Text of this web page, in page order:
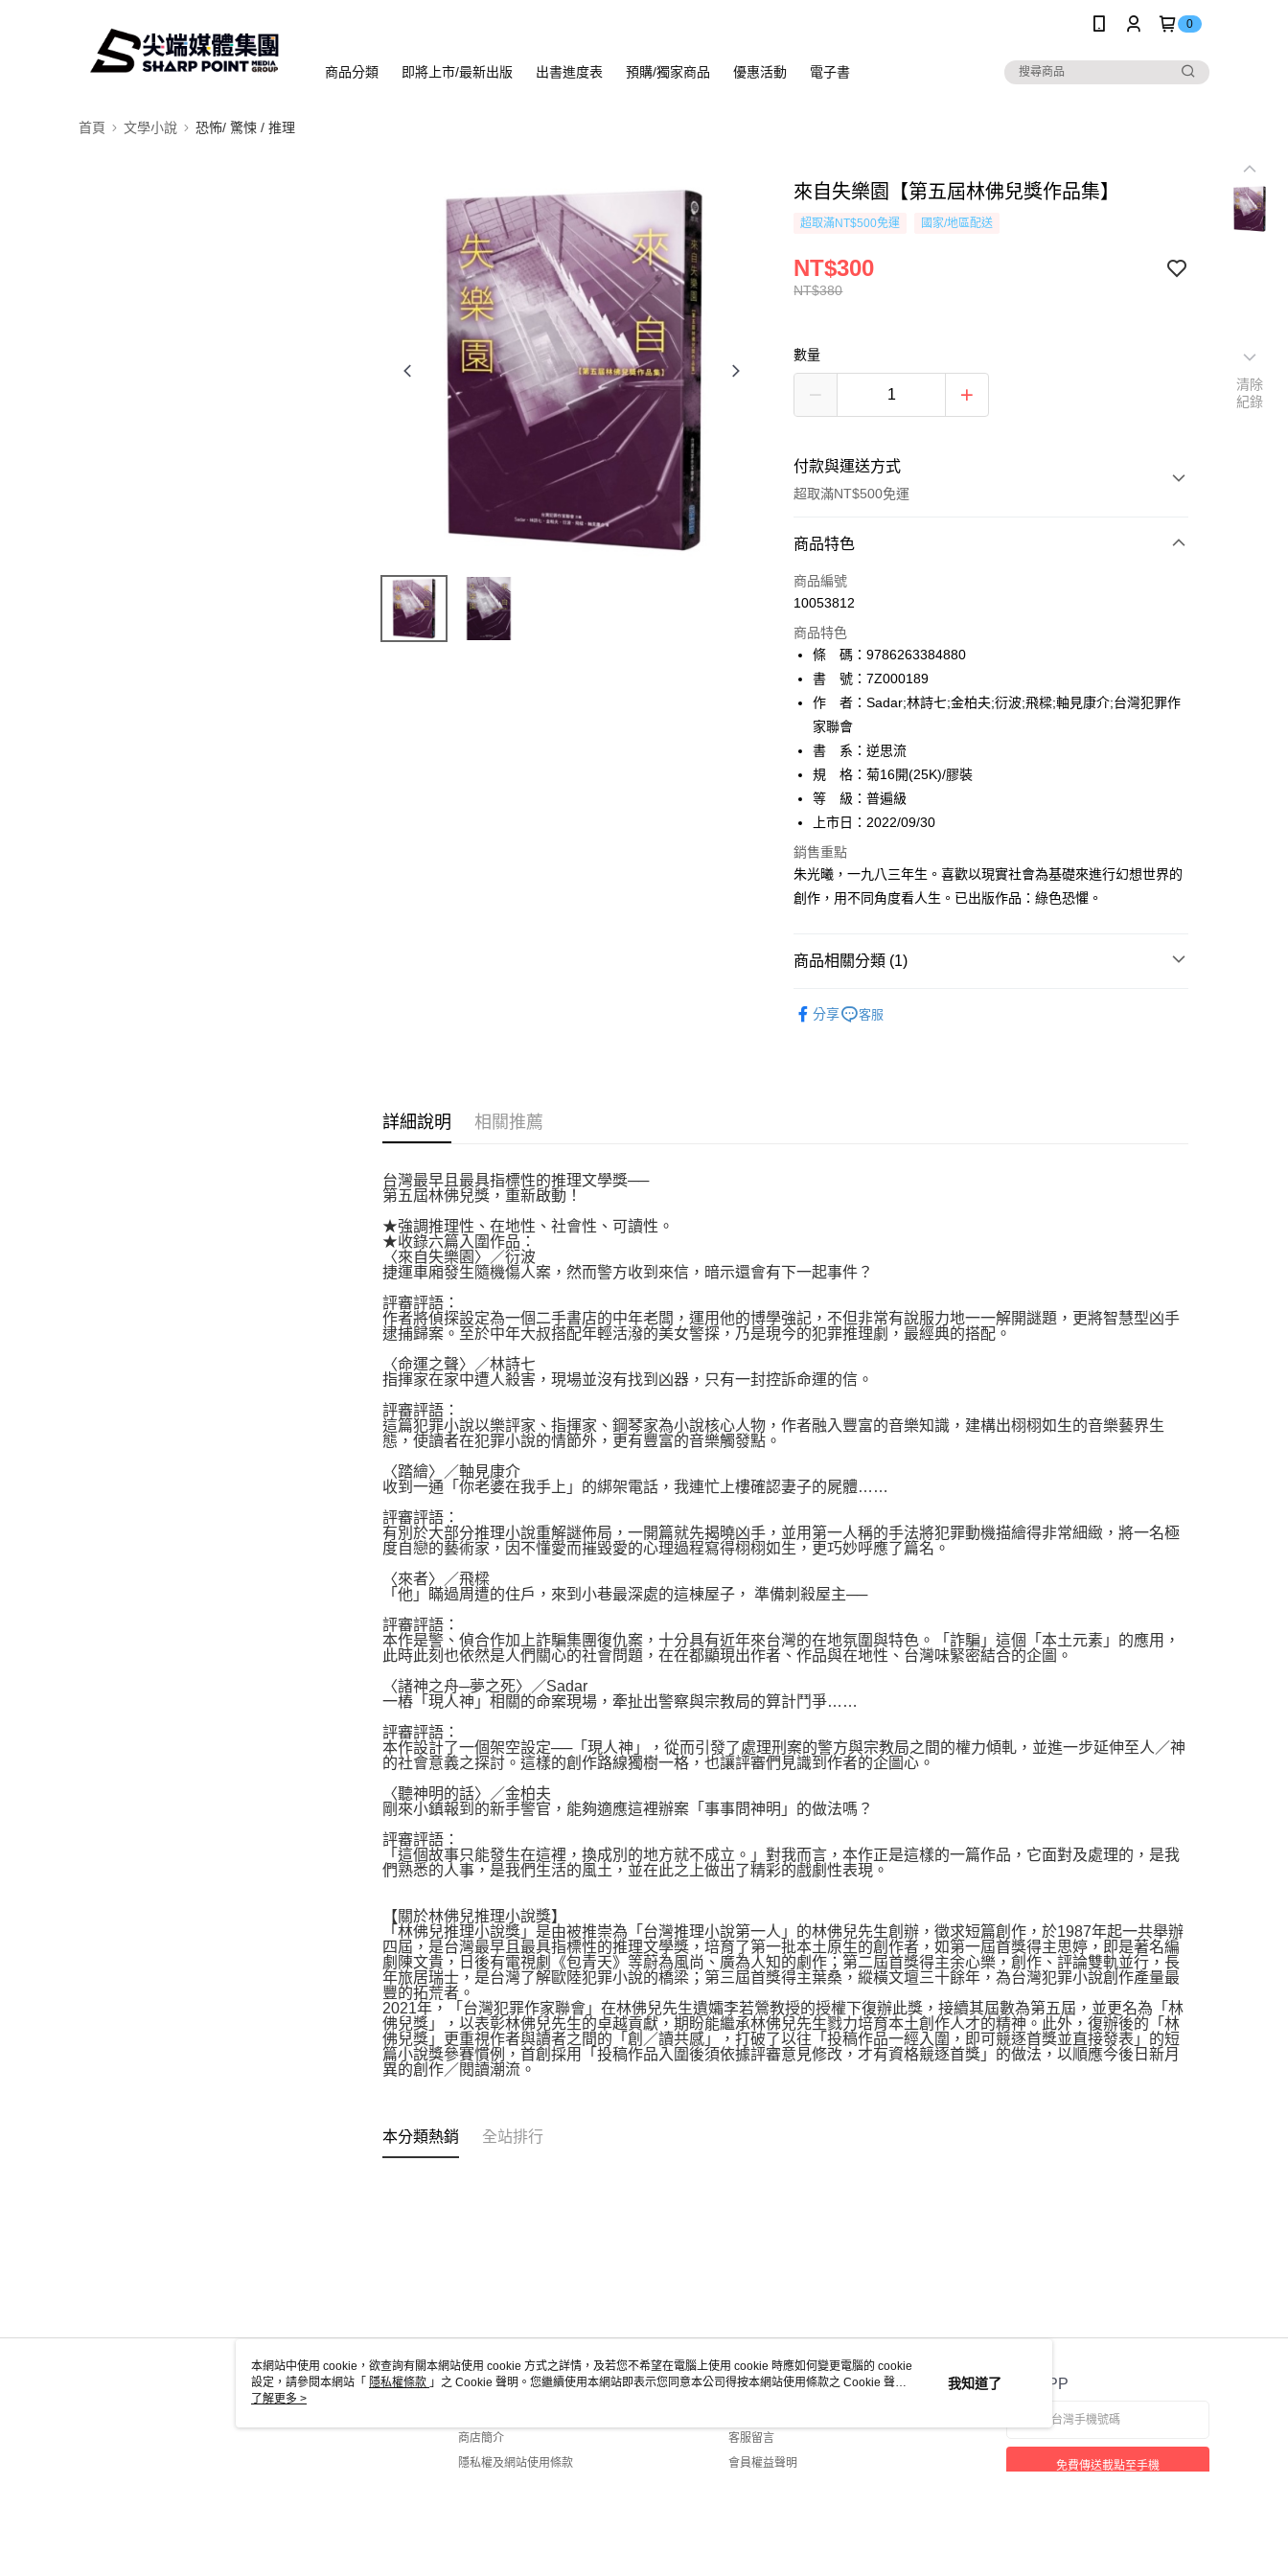
0
商品分類 即將上市/最新出版 出書進度表 預購/獨家商品 優惠活動 電子書
首頁 文學小說 恐怖/ 驚悚 / 推理
來自失樂園【第五屆林佛兒獎作品集】
超取滿NT$500免運 國家/地區配送
NT$380
NT$300
數量
付款與運送方式
超取滿NT$500免運
付款方式
信用卡一次付款
AFTEE先享後付
相關說明
AFTEE先享後付是「在收到商品之後才付款」的支付方式。 讓您購物簡單
便利好安心！
１．簡單：不需註冊會員、不需綁卡、不需儲值。
２．便利：只要手機號碼，簡訊認證，即可結帳。
３．安心：先確認商品／服務後，再付款。
１．於結帳方式選擇「AFTEE先享後付」後，將跳轉至「AFTEE先享後
付」結帳頁面，進行簡訊認證並確認金額後，即可完成結帳。
２．訂單成立數日內，您將收到繳費通知簡訊。
３．收到繳費通知簡訊後14天內，點擊此簡訊中的連結，可透過四大超商
／ATM／網路銀行／等多元方式進行付款，方視為交易完成。
※ 交易是否成功請以「AFTEE先享後付 」之結帳頁面顯示為準，若有關於
動。
ATM付款
運送方式
全家取貨付款
每筆NT$80，滿NT$500(含以上)免運費
付款後全家取貨
每筆NT$80，滿NT$500(含以上)免運費
每筆NT$80，滿NT$500(含以上)免運費
每筆NT$80，滿NT$500(含以上)免運費
商品特色
商品編號
10053812
商品特色
條 碼：9786263384880
書 號：7Z000189
作 者：Sadar;林詩七;金柏夫;衍波;飛樑;軸見康介;台灣犯罪作
家聯會
書 系：逆思流
規 格：菊16開(25K)/膠裝
等 級：普遍級
上市日：2022/09/30
銷售重點
朱光曦，一九八三年生。喜歡以現實社會為基礎來進行幻想世界的
創作，用不同角度看人生。已出版作品：綠色恐懼。
商品相關分類 (1)
分享
客服
詳細說明 相關推薦
台灣最早且最具指標性的推理文學獎──
第五屆林佛兒獎，重新啟動！
★強調推理性、在地性、社會性、可讀性。
★收錄六篇入圍作品：
〈來自失樂園〉／衍波
捷運車廂發生隨機傷人案，然而警方收到來信，暗示還會有下一起事件？
評審評語：
作者將偵探設定為一個二手書店的中年老闆，運用他的博學強記，不但非常有說服力地一一解開謎題，更將智慧型凶手
逮捕歸案。至於中年大叔搭配年輕活潑的美女警探，乃是現今的犯罪推理劇，最經典的搭配。
〈命運之聲〉／林詩七
指揮家在家中遭人殺害，現場並沒有找到凶器，只有一封控訴命運的信。
評審評語：
這篇犯罪小說以樂評家、指揮家、鋼琴家為小說核心人物，作者融入豐富的音樂知識，建構出栩栩如生的音樂藝界生
態，使讀者在犯罪小說的情節外，更有豐富的音樂觸發點。
〈踏繪〉／軸見康介
收到一通「你老婆在我手上」的綁架電話，我連忙上樓確認妻子的屍體……
評審評語：
有別於大部分推理小說重解謎佈局，一開篇就先揭曉凶手，並用第一人稱的手法將犯罪動機描繪得非常細緻，將一名極
度自戀的藝術家，因不懂愛而摧毀愛的心理過程寫得栩栩如生，更巧妙呼應了篇名。
〈來者〉／飛樑
「他」瞞過周遭的住戶，來到小巷最深處的這棟屋子， 準備刺殺屋主──
評審評語：
本作是警、偵合作加上詐騙集團復仇案，十分具有近年來台灣的在地氛圍與特色。「詐騙」這個「本土元素」的應用，
此時此刻也依然是人們關心的社會問題，在在都顯現出作者、作品與在地性、台灣味緊密結合的企圖。
〈諸神之舟─夢之死〉／Sadar
一樁「現人神」相關的命案現場，牽扯出警察與宗教局的算計鬥爭……
評審評語：
本作設計了一個架空設定──「現人神」，從而引發了處理刑案的警方與宗教局之間的權力傾軋，並進一步延伸至人／神
的社會意義之探討。這樣的創作路線獨樹一格，也讓評審們見識到作者的企圖心。
〈聽神明的話〉／金柏夫
剛來小鎮報到的新手警官，能夠適應這裡辦案「事事問神明」的做法嗎？
評審評語：
「這個故事只能發生在這裡，換成別的地方就不成立。」對我而言，本作正是這樣的一篇作品，它面對及處理的，是我
們熟悉的人事，是我們生活的風土，並在此之上做出了精彩的戲劇性表現。
【關於林佛兒推理小說獎】
「林佛兒推理小說獎」是由被推崇為「台灣推理小說第一人」的林佛兒先生創辦，徵求短篇創作，於1987年起一共舉辦
四屆，是台灣最早且最具指標性的推理文學獎，培育了第一批本土原生的創作者，如第一屆首獎得主思婷，即是著名編
劇陳文貴，日後有電視劇《包青天》等蔚為風尚、廣為人知的劇作；第二屆首獎得主余心樂，創作、評論雙軌並行，長
年旅居瑞士，是台灣了解歐陸犯罪小說的橋梁；第三屆首獎得主葉桑，縱橫文壇三十餘年，為台灣犯罪小說創作產量最
豐的拓荒者。
2021年，「台灣犯罪作家聯會」在林佛兒先生遺孀李若鶯教授的授權下復辦此獎，接續其屆數為第五屆，並更名為「林
佛兒獎」，以表彰林佛兒先生的卓越貢獻，期盼能繼承林佛兒先生戮力培育本土創作人才的精神。此外，復辦後的「林
佛兒獎」更重視作者與讀者之間的「創／讀共感」，打破了以往「投稿作品一經入圍，即可競逐首獎並直接發表」的短
篇小說獎參賽慣例，首創採用「投稿作品入圍後須依據評審意見修改，才有資格競逐首獎」的做法，以順應今後日新月
異的創作／閱讀潮流。
本分類熱銷 全站排行
關於我們
商店簡介
隱私權及網站使用條款
客服資訊
客服留言
會員權益聲明
官方APP
免費傳送載點至手機
清除
紀錄
本網站中使用 cookie，欲查詢有關本網站使用 cookie 方式之詳情，及若您不希望在電腦上使用 cookie 時應如何變更電腦的 cookie
設定，請參閱本網站「 隱私權條款 」之 Cookie 聲明。您繼續使用本網站即表示您同意本公司得按本網站使用條款之 Cookie 聲明
使用 cookie。
了解更多 >
我知道了